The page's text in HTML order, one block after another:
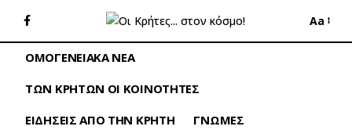
Aa
ΟΜΟΓΕΝΕΙΑΚΑ ΝΕΑ
ΤΩΝ ΚΡΗΤΩΝ ΟΙ ΚΟΙΝΟΤΗΤΕΣ
ΕΙΔΗΣΕΙΣ ΑΠΟ ΤΗΝ ΚΡΗΤΗ
ΓΝΩΜΕΣ